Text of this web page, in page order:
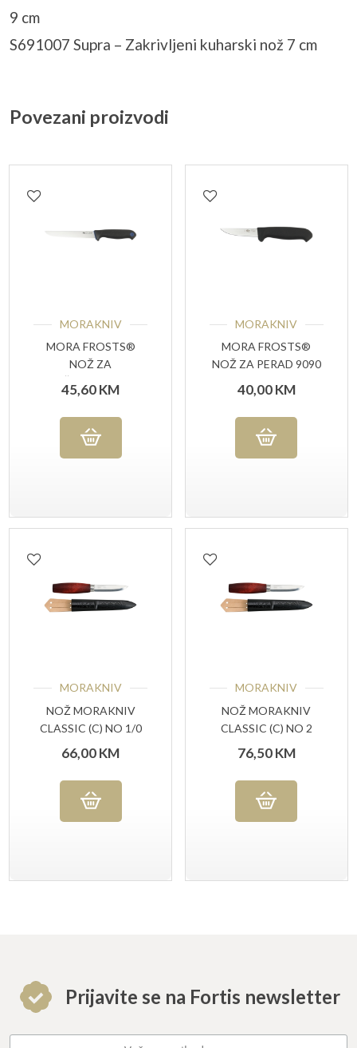
9 cm
S691007 Supra – Zakrivljeni kuharski nož 7 cm
Povezani proizvodi
MORAKNIV
MORA FROSTS®
NOŽ ZA
ISKOŠTAVANJE 7179
45,60KM
MORAKNIV
MORA FROSTS®
NOŽ ZA PERAD 9090
UG
40,00KM
MORAKNIV
NOŽ MORAKNIV
CLASSIC (C) NO 1/0
66,00KM
MORAKNIV
NOŽ MORAKNIV
CLASSIC (C) NO 2
76,50KM
Prijavite se na Fortis newsletter